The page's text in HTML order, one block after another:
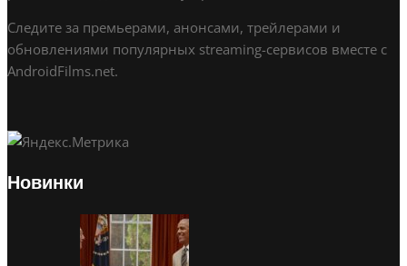
Следите за премьерами, анонсами, трейлерами и
обновлениями популярных streaming-сервисов вместе с
AndroidFilms.net.
Новинки